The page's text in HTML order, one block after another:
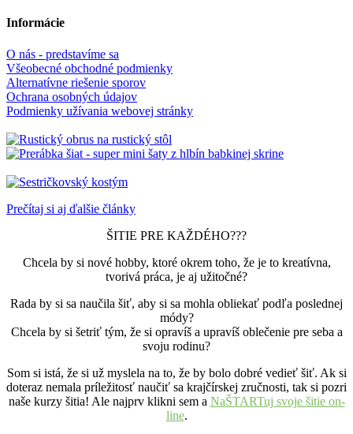
Informácie
O nás - predstavíme sa
Všeobecné obchodné podmienky
Alternatívne riešenie sporov
Ochrana osobných údajov
Podmienky užívania webovej stránky
Prečítaj si aj ďalšie články
ŠITIE PRE KAŽDÉHO???
Chcela by si nové hobby, ktoré okrem toho, že je to kreatívna,
tvorivá práca, je aj užitočné?
Rada by si sa naučila šiť, aby si sa mohla obliekať podľa poslednej
módy?
Chcela by si šetriť tým, že si opravíš a upravíš oblečenie pre seba a
svoju rodinu?
Som si istá, že si už myslela na to, že by bolo dobré vedieť šiť. Ak si
doteraz nemala príležitosť naučiť sa krajčírskej zručnosti, tak si pozri
naše kurzy šitia! Ale najprv klikni sem a NaŠTARTuj svoje šitie on-
line.